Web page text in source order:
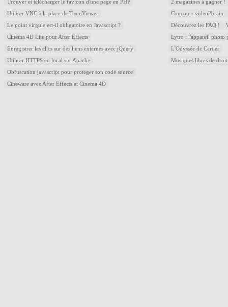
Trouver et télécharger le favicon d'une page en PHP
Utiliser VNC à la place de TeamViewer
Le point virgule est-il obligatoire en Javascript ?
Cinema 4D Lite pour After Effects
Enregistrer les clics sur des liens externes avec jQuery
Utiliser HTTPS en local sur Apache
Obfuscation javascript pour protéger son code source
Cineware avec After Effects et Cinema 4D
2 magazines à gagner !
Concours video2brain
Découvrez les FAQ !
Lytro : l'appareil photo
L'Odyssée de Cartier
Musiques libres de